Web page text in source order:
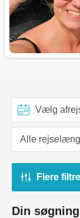
Flere filtre
Din